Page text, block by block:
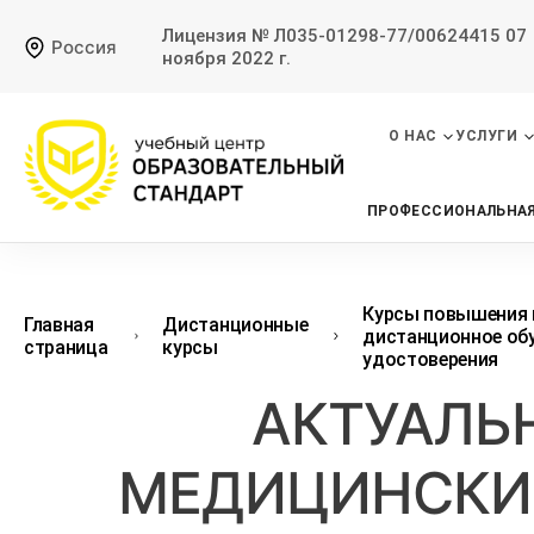
Россия
Лицензия № Л035-01298-77/00624415 07
ноября 2022 г.
О НАС УСЛУГИ
Главная
страница
Дистанционные
курсы
Курсы повышения
дистанционное
удостоверения